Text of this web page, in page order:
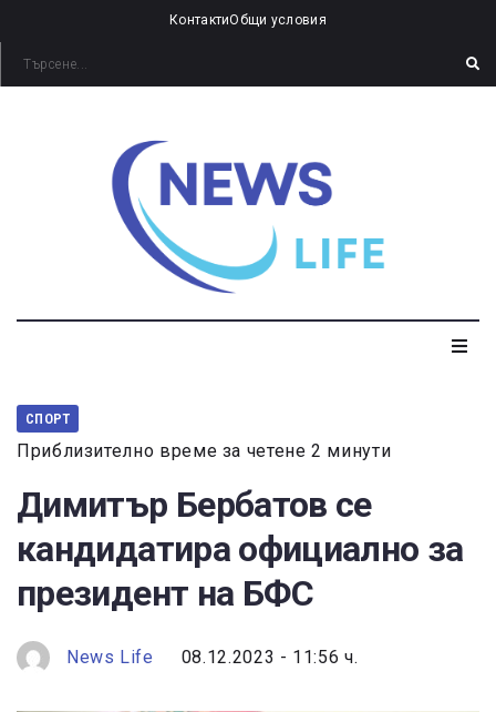
КонтактиОбщи условия
СПОРТ
Приблизително време за четене 2 минути
Димитър Бербатов се
кандидатира официално за
президент на БФС
News Life 08.12.2023 - 11:56 ч.